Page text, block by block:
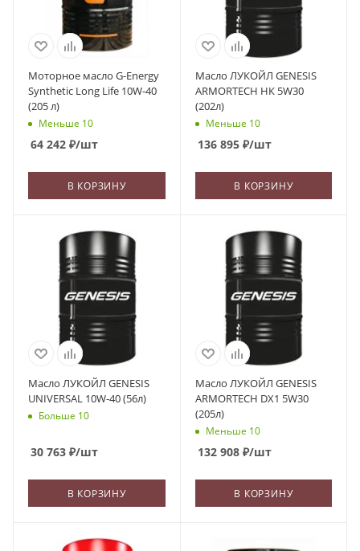
Моторное масло G-Energy
Synthetic Long Life 10W-40
(205 л)
Меньше 10
64 242 ₽/шт
В КОРЗИНУ
Масло ЛУКОЙЛ GENESIS
ARMORTECH НК 5W30
(202л)
Меньше 10
136 895₽/шт
В КОРЗИНУ
Масло ЛУКОЙЛ GENESIS
UNIVERSAL 10W-40 (56л)
Больше 10
30 763 ₽/шт
В КОРЗИНУ
Масло ЛУКОЙЛ GENESIS
ARMORTECH DX1 5W30
(205л)
Меньше 10
132 908₽/шт
В КОРЗИНУ